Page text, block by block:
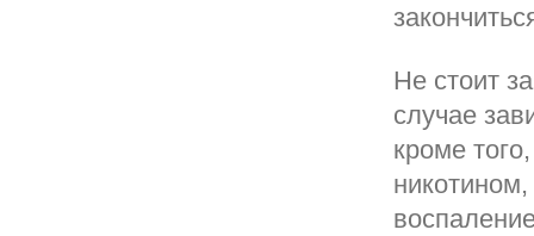
Не стоит
случае
кроме